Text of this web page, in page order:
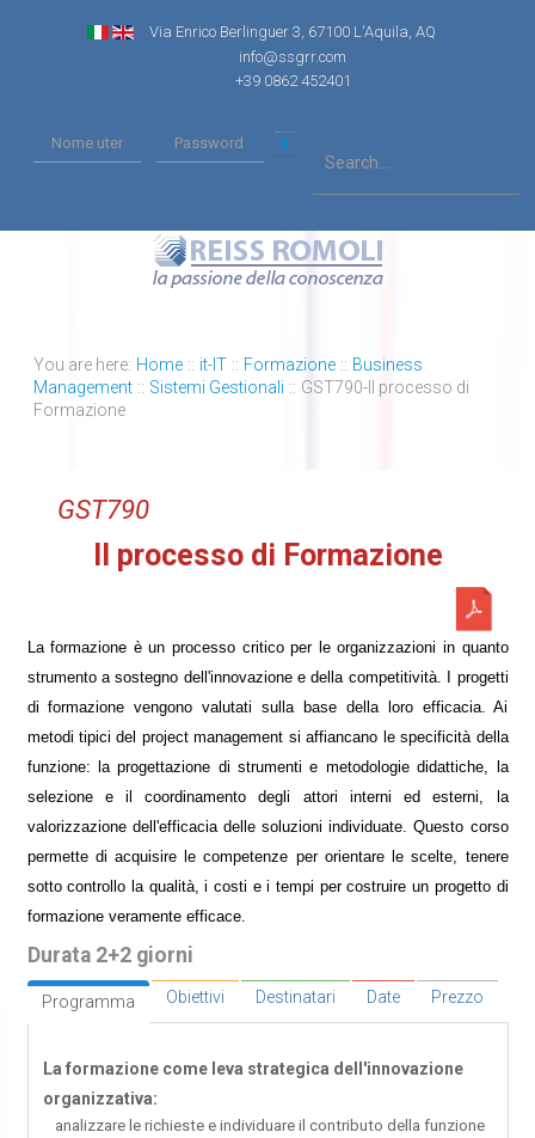
Via Enrico Berlinguer 3, 67100 L'Aquila, AQ
info@ssgrr.com
+39 0862 452401
You are here: Home :: it-IT :: Formazione :: Business
Management :: Sistemi Gestionali :: GST790-Il processo di
Formazione
GST790
Il processo di Formazione
La formazione è un processo critico per le organizzazioni in quanto
strumento a sostegno dell'innovazione e della competitività. I progetti
di formazione vengono valutati sulla base della loro efficacia. Ai
metodi tipici del project management si affiancano le specificità della
funzione: la progettazione di strumenti e metodologie didattiche, la
selezione e il coordinamento degli attori interni ed esterni, la
valorizzazione dell'efficacia delle soluzioni individuate. Questo corso
permette di acquisire le competenze per orientare le scelte, tenere
sotto controllo la qualità, i costi e i tempi per costruire un progetto di
formazione veramente efficace.
Durata 2+2 giorni
Programma Obiettivi Destinatari Date Prezzo
La formazione come leva strategica dell'innovazione
organizzativa:
analizzare le richieste e individuare il contributo della funzione